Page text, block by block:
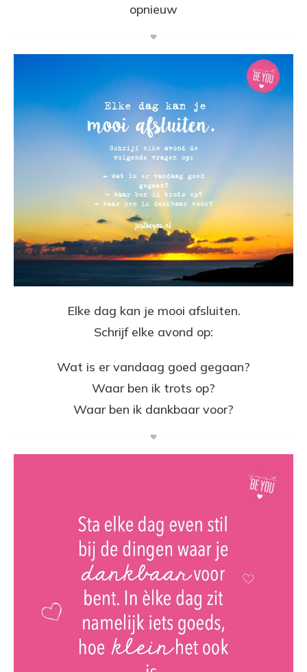
opnieuw
Elke dag kan je mooi afsluiten.
Schrijf elke avond op:
Wat is er vandaag goed gegaan?
Waar ben ik trots op?
Waar ben ik dankbaar voor?